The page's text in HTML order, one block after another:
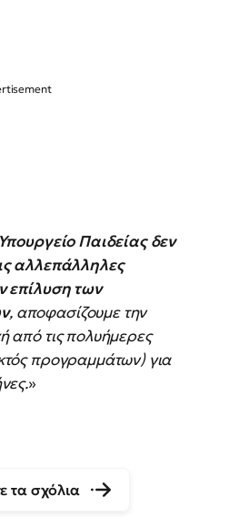
Παιδείας δεν
αλλεπάλληλες
επίλυση των
, αποφασίζουμε την
από τις πολυήμερες
προγραμμάτων) για
»
τα σχόλια